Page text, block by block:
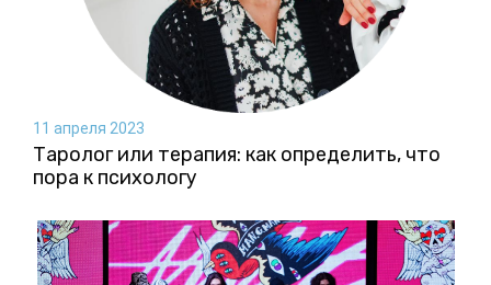
11 апреля 2023
Таролог или терапия: как определить, что
пора к психологу